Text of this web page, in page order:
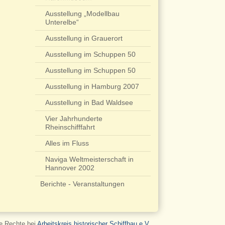
Ausstellung „Modellbau
Unterelbe“
Ausstellung in Grauerort
Ausstellung im Schuppen 50
Ausstellung im Schuppen 50
Ausstellung in Hamburg 2007
Ausstellung in Bad Waldsee
Vier Jahrhunderte
Rheinschifffahrt
Alles im Fluss
Naviga Weltmeisterschaft in
Hannover 2002
Berichte - Veranstaltungen